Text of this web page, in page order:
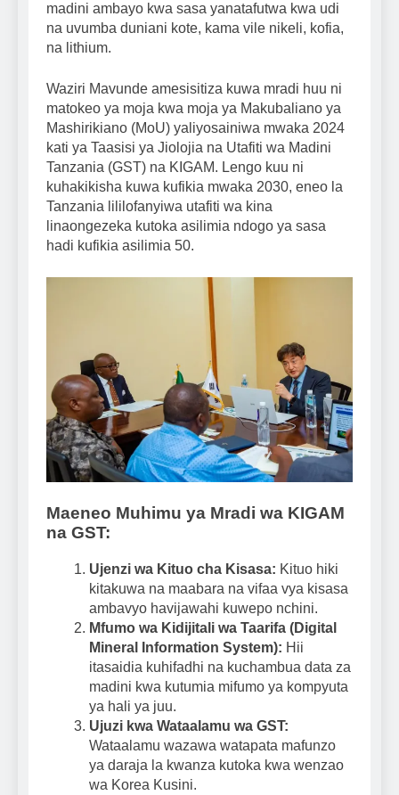
madini ambayo kwa sasa yanatafutwa kwa udi
na uvumba duniani kote, kama vile nikeli, kofia,
na lithium.
Waziri Mavunde amesisitiza kuwa mradi huu ni
matokeo ya moja kwa moja ya Makubaliano ya
Mashirikiano (MoU) yaliyosainiwa mwaka 2024
kati ya Taasisi ya Jiolojia na Utafiti wa Madini
Tanzania (GST) na KIGAM. Lengo kuu ni
kuhakikisha kuwa kufikia mwaka 2030, eneo la
Tanzania lililofanyiwa utafiti wa kina
linaongezeka kutoka asilimia ndogo ya sasa
hadi kufikia asilimia 50.
Maeneo Muhimu ya Mradi wa KIGAM
na GST:
Ujenzi wa Kituo cha Kisasa: Kituo hiki
kitakuwa na maabara na vifaa vya kisasa
ambavyo havijawahi kuwepo nchini.
Mfumo wa Kidijitali wa Taarifa (Digital
Mineral Information System): Hii
itasaidia kuhifadhi na kuchambua data za
madini kwa kutumia mifumo ya kompyuta
ya hali ya juu.
Ujuzi kwa Wataalamu wa GST:
Wataalamu wazawa watapata mafunzo
ya daraja la kwanza kutoka kwa wenzao
wa Korea Kusini.